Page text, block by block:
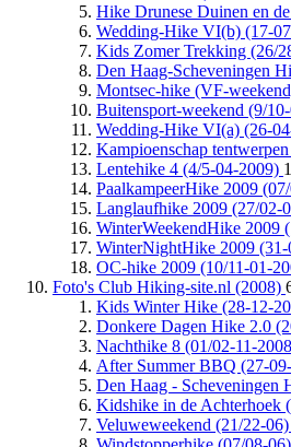
Hike Drunese Duinen en
Wedding-Hike VI(b) (17-
Kids Zomer Trekking (26/
Den Haag-Scheveningen
Montsec-hike (VF-
Buitensport-weekend (9/
Wedding-Hike VI(a) (26-
Kampioenschap
Lentehike 4 (4/5-04-2009)
PaalkampeerHike 2009
Langlaufhike 2009 (27/02-
WinterWeekendHike 2009
WinterNightHike 2009 (31-
OC-hike 2009 (10/11-01-
Foto's Club Hiking-site.nl (2008)
Kids Winter Hike (28-12-
Donkere Dagen Hike 2.0
Nachthike 8 (01/02-11-
After Summer BBQ (27-
Den Haag - Scheveningen
Kidshike in de Achterhoek
Veluweweekend (21/22-06)